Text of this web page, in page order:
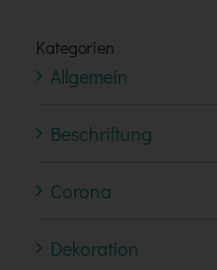
Kategorien
Allgemein
Beschriftung
Corona
Dekoration